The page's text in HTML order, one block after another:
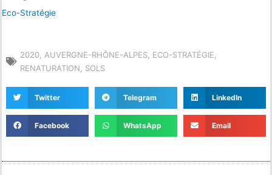
Eco-Stratégie
2020, AUVERGNE-RHÔNE-ALPES, ECO-STRATÉGIE,
RENATURATION, SOLS
Twitter Telegram LinkedIn
Facebook WhatsApp Email